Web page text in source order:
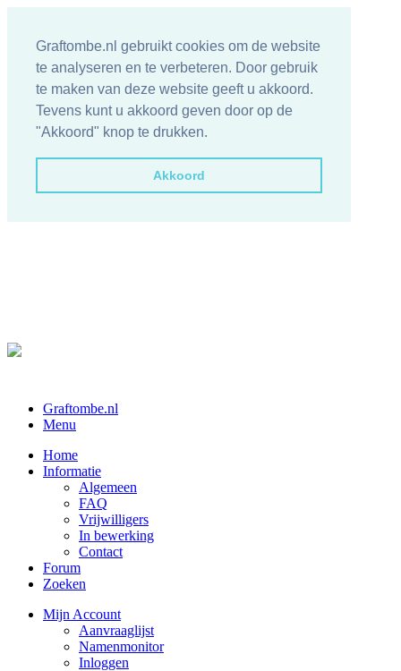
Graftombe.nl gebruikt cookies om de website
te analyseren en te verbeteren. Door gebruik
te maken van deze website geeft u akkoord.
Tevens kunt u akkoord geven door op de
"Akkoord" knop te drukken.
Akkoord
Graftombe.nl
Menu
Home
Informatie
Algemeen
FAQ
Vrijwilligers
In bewerking
Contact
Forum
Zoeken
Mijn Account
Aanvraaglijst
Namenmonitor
Inloggen